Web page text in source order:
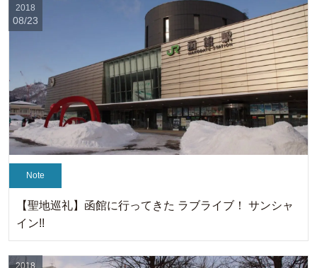
Note
【聖地巡礼】函館に行ってきた ラブライブ！ サンシャ
イン!!
2018
08/23
2018